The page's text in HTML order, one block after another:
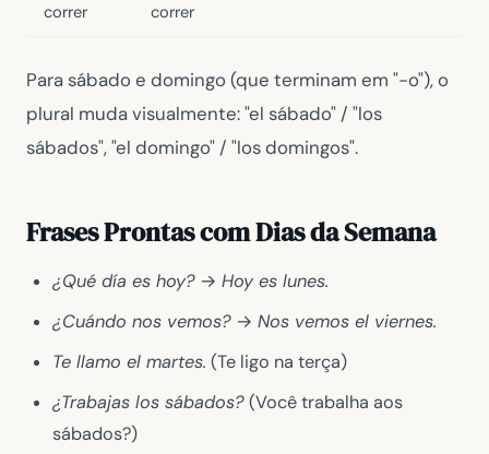
correr
correr
Para sábado e domingo (que terminam em "-o"), o
plural muda visualmente: "el sábado" / "los
sábados", "el domingo" / "los domingos".
Frases Prontas com Dias da Semana
¿Qué día es hoy? → Hoy es lunes.
¿Cuándo nos vemos? → Nos vemos el viernes.
Te llamo el martes. (Te ligo na terça)
¿Trabajas los sábados?(Você trabalha aos
sábados?)